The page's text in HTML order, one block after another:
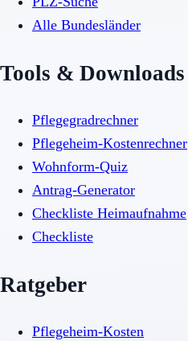
Alle Bundesländer
Tools & Downloads
Pflegegradrechner
Pflegeheim-Kostenrechner
Wohnform-Quiz
Antrag-Generator
Checkliste Heimaufnahme
Checkliste
Ratgeber
Pflegeheim-Kosten